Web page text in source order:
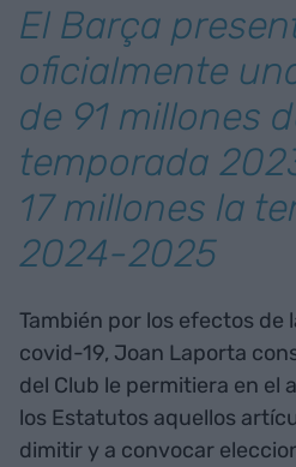
El Barça
oficialmente
de 91 millones
temporada
17 millones la
2024-2025
También por los efectos de
covid-19, Joan Laporta
del Club le permitiera en el
los Estatutos aquellos
dimitir y a convocar